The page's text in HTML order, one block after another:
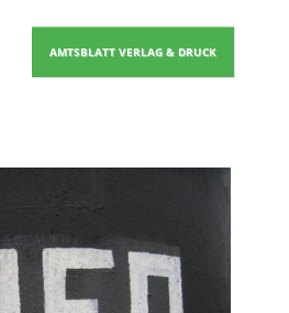
AMTSBLATT VERLAG & DRUCK